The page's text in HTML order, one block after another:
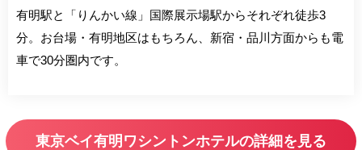
有明駅と「りんかい線」国際展示場駅からそれぞれ徒歩3
分。お台場・有明地区はもちろん、新宿・品川方面からも電
車で30分圏内です。
東京ベイ有明ワシントンホテルの詳細を見る